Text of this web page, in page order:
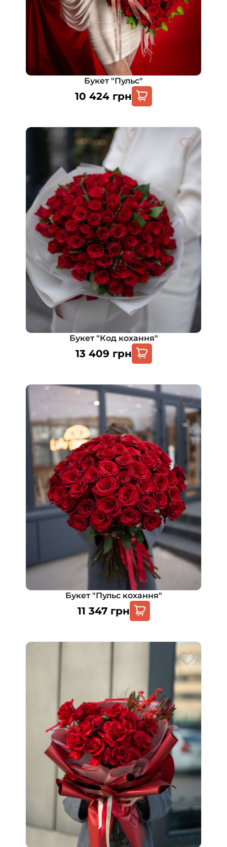
Букет "Пульс"
10 424 грн
Букет "Код кохання"
13 409 грн
Букет "Пульс кохання"
11 347 грн